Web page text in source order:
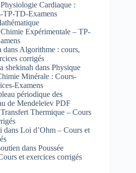
Physiologie Cardiaque :
TP-TD-Examens
Chimie Expérimentale – TP-
dans Algorithme : cours,
corrigés
shekinah dans Physique
Minérale : Cours-
Examens
périodique des
de Mendeleïev PDF
Transfert Thermique – Cours
dans Loi d’Ohm – Cours et
dans Poussée
et exercices corrigés